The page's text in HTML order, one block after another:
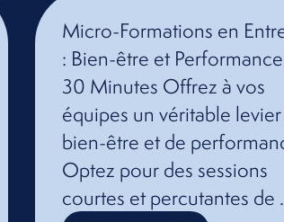
Micro-Formations en
: Bien-être et
30 Minutes Offrez à vos
équipes un véritable
bien-être et de
Optez pour des sessions
courtes et percutantes de